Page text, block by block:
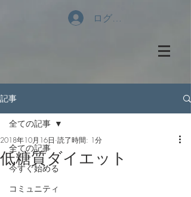
ログイン
記事
全ての記事
今すぐ始める
コミュニティ
全ての記事
低糖質ダイエット
2018年10月16日 読了時間: 1分